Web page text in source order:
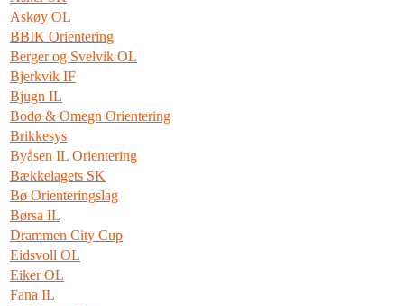
Askøy OL
BBIK Orientering
Berger og Svelvik OL
Bjerkvik IF
Bjugn IL
Bodø & Omegn Orientering
Brikkesys
Byåsen IL Orientering
Bækkelagets SK
Bø Orienteringslag
Børsa IL
Drammen City Cup
Eidsvoll OL
Eiker OL
Fana IL